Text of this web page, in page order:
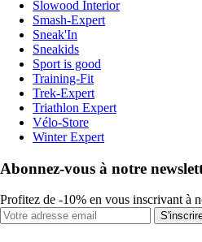
Slowood Interior
Smash-Expert
Sneak'In
Sneakids
Sport is good
Training-Fit
Trek-Expert
Triathlon Expert
Vélo-Store
Winter Expert
Abonnez-vous à notre
Profitez de -10% en vous inscrivant à